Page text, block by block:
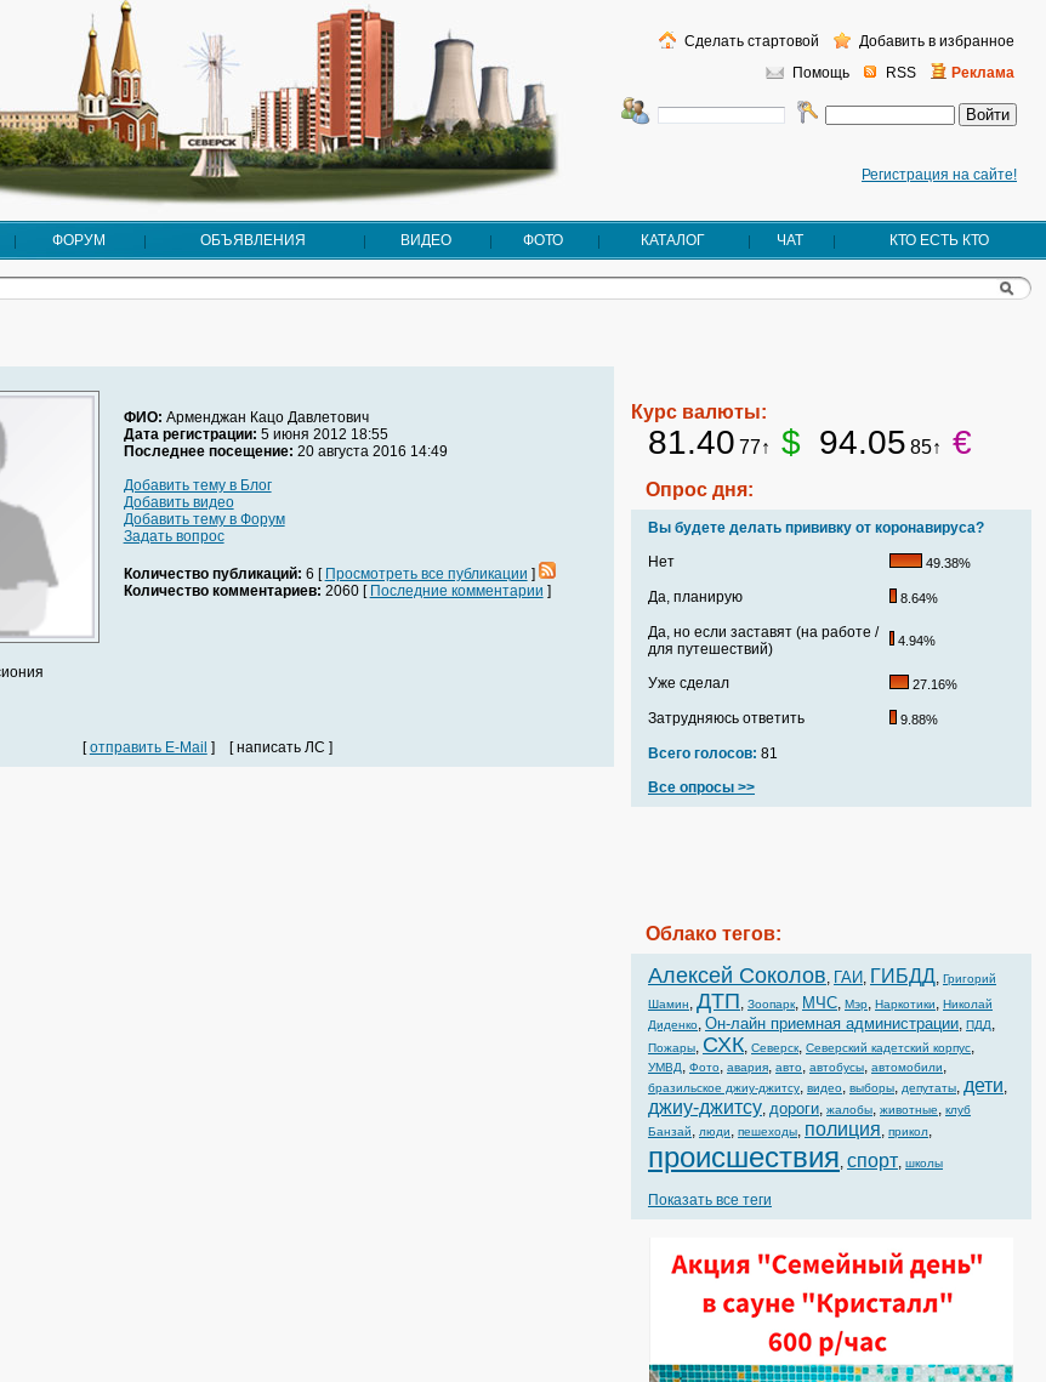
Регистрация на сайте!
Помощь RSS Реклама
Сделать стартовой Добавить в избранное
ФОРУМ ОБЪЯВЛЕНИЯ ВИДЕО ФОТО КАТАЛОГ ЧАТ КТО ЕСТЬ КТО
ФИО: Арменджан Кацо Давлетович
Дата регистрации: 5 июня 2012 18:55
Последнее посещение: 20 августа 2016 14:49
Добавить тему в Блог
Добавить видео
Добавить тему в Форум
Задать вопрос
Количество публикаций: 6 [ Просмотреть все публикации ]
Количество комментариев: 2060 [ Последние комментарии ]
[отправить E-Mail ] [ написать ЛС ]
Курс валюты:
81.40 77↑ $ 94.05 85↑ €
Опрос дня:
Вы будете делать прививку от коронавируса?
Нет
49.38%
Да, планирую 8.64%
Да, но если заставят (на работе /
для путешествий)
4.94%
Уже сделал 27.16%
Затрудняюсь ответить 9.88%
Всего голосов: 81
Все опросы >>
Облако тегов:
Алексей Соколов, ГАИ, ГИБДД, Григорий
Шамин, ДТП, Зоопарк, МЧС, Мэр, Наркотики, Николай
Диденко, Он-лайн приемная администрации, ПДД,
Пожары, СХК, Северск, Северский кадетский корпус,
УМВД, Фото, авария, авто, автобусы, автомобили,
бразильское джиу-джитсу, видео, выборы, депутаты, дети,
джиу-джитсу, дороги, жалобы, животные, клуб
Банзай, люди, пешеходы, полиция, прикол,
происшествия, спорт, школы
Показать все теги